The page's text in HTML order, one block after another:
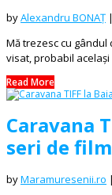
byAlexandru BONAȚ |
Mă trezesc cu gândul
visat, probabil același
Read More
Caravana
seri de
byMaramuresenii.ro |